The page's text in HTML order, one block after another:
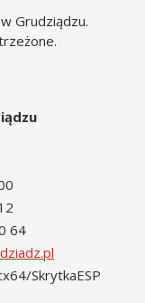
Grudziądzu.
64
SkrytkaESP